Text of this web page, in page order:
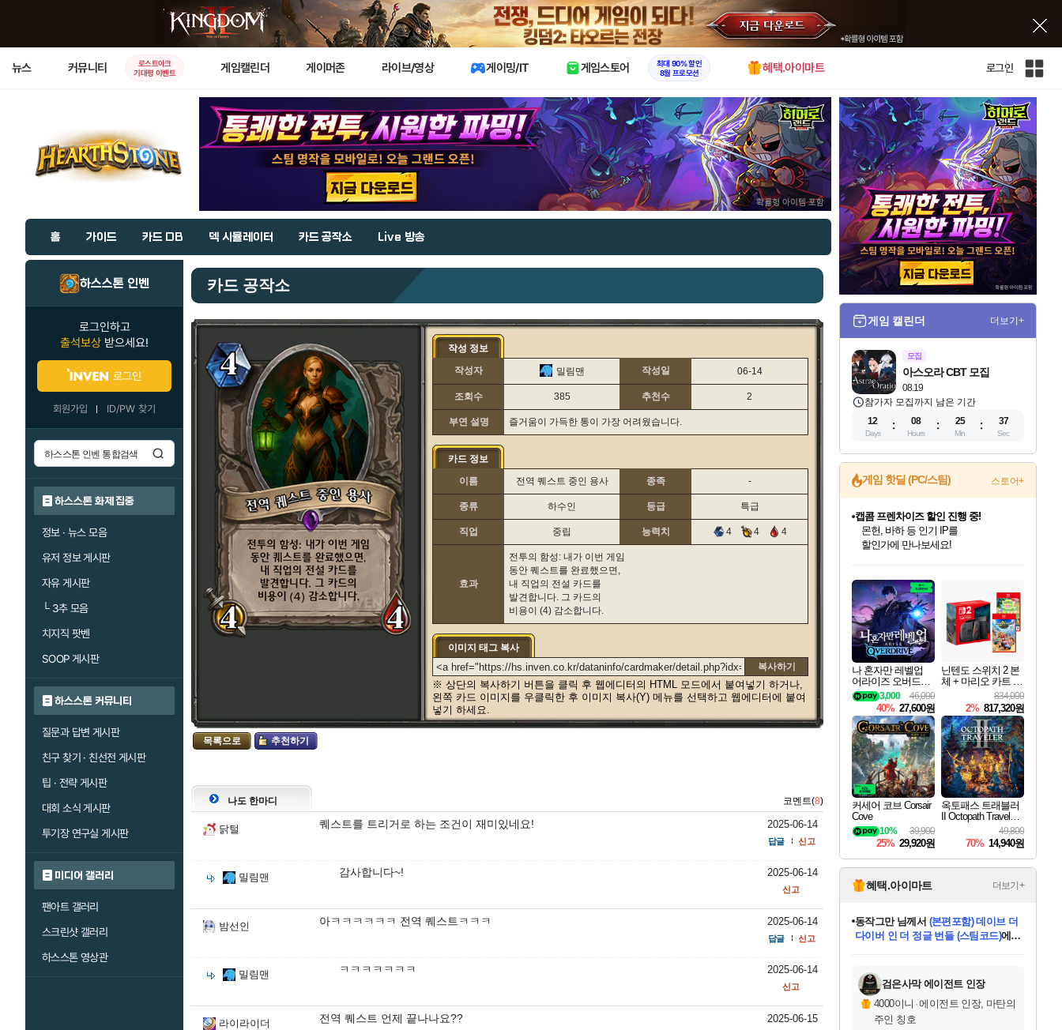
X
뉴스 커뮤니티
로스트아크
기대평 이벤트
게임캘린더 게이머존 라이브/영상 게이밍/IT 게임스토어
최대 90% 할인
8월 프로모션
혜택.아이마트 로그인
인
전
이
트
맵
홈 가이드 카드 DB 덱 시뮬레이터 카드 공작소 Live 방송
하스스톤 인벤
로그인하고
출석보상 받으세요!
로그인
회원가입 ID/PW 찾기
하스스톤 화제 집중
정보 · 뉴스 모음
유저 정보 게시판
자유 게시판
└3추 모음
치지직 팟벤
SOOP 게시판
하스스톤 커뮤니티
질문과 답변 게시판
친구 찾기 · 친선전 게시판
팁 · 전략 게시판
대회 소식 게시판
투기장 연구실 게시판
미디어 갤러리
팬아트 갤러리
스크린샷 갤러리
하스스톤 영상관
카드 공작소
작성 정보
작성자
밀림맨 작성일 06-14
조회수 385 추천수 2
부연 설명 즐거움이 가득한 통이 가장 어려웠습니다.
카드 정보
이름
전역 퀘스트 중인 용사 종족 -
종류 하수인 등급 특급
직업 중립 능력치 4 4 4
효과
전투의 함성: 내가 이번 게임
동안 퀘스트를 완료했으면,
내 직업의 전설 카드를
발견합니다. 그 카드의
비용이 (4) 감소합니다.
이미지 태그 복사
복사하기
※ 상단의 복사하기 버튼을 클릭 후 웹에디터의 HTML 모드에서 붙여넣기 하거나,
왼쪽 카드 이미지를 우클릭한 후 이미지 복사(Y) 메뉴를 선택하고 웹에디터에 붙여
넣기 하세요.
목록으로 추천하기
나도 한마디 코멘트(8)
닭털 퀘스트를 트리거로 하는 조건이 재미있네요! 2025-06-14
답글 신고
밀림맨 감사합니다~! 2025-06-14
신고
밤선인 아ㅋㅋㅋㅋㅋㅋ 전역 퀘스트ㅋㅋㅋ 2025-06-14
답글 신고
밀림맨 ㅋㅋㅋㅋㅋㅋㅋ 2025-06-14
신고
라이라이더 전역 퀘스트 언제 끝나나요?? 2025-06-15
게임 캘린더 더보기+
모집
08.19
아스오라 CBT 모집
참가자 모집까지 남은 기간
12
Days
08
Hours
25
Min
36
Sec
게임 핫딜 (PC/스팀) 스토어+
최대 90% 할인가를 만나보세요!
네이버혜택과 함께 만나보세요!
50%할인&추가 적립까지!
이니&베니 혜택까지!
네이버 혜택가와 함께 예약하세요!
할인&네이버혜택으로 만나보세요!
네이버페이 혜택과 만나보세요!
40주년 프로모션으로 만나보세요!
네이버 포인트 혜택까지!
캡콤 프렌차이즈 할인 진행 중!
몬헌, 바하 등 인기 IP를
할인가에 만나보세요!
일부 에디션 상시 할인!
혜택으로 예약 판매 중
편안하게 충전하세요
나 혼자만 레벨업
어라이즈 오버드라
이브 Solo Leveling A
rise
46,000
3,000
40% 27,600원
닌텐도 스위치 2 본
체 + 마리오 카트 월
드 + 포켓몬 포코피
아 번들
834,000
2% 817,320원
커세어 코브 Corsair
Cove
39,900
10%
25% 29,920원
옥토패스 트래블러
II Octopath Traveler I
49,800
70% 14,940원
혜택.아이마트 더보기+
당첨되셨습니다.
당첨되셨습니다.
당첨되셨습니다.
동작그만님께서 (본편포함) 데이브 더
다이버 인 더 정글 번들 (스팀코드)에
에디션 (스팀코드)를 교환.
당첨되셨습니다.
당첨되셨습니다.
당첨되셨습니다.
당첨되셨습니다.
검은사막 에이전트 인장
4000이니 ·에이전트 인장, 마탄의
주인 칭호